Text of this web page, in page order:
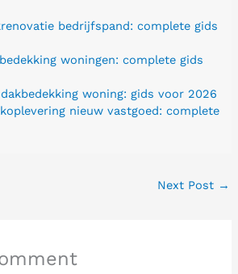
bedrijfspand: complete gids
woningen: complete gids
woning: gids voor 2026
nieuw vastgoed: complete
Next Post →